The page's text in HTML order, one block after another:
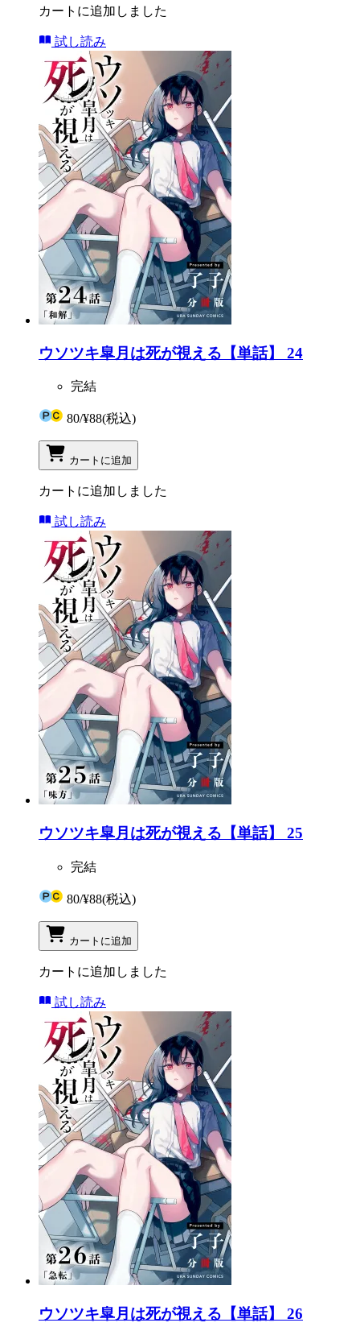
カートに追加しました
試し読み
ウソツキ皐月は死が視える【単話】 24
完結
80/¥88(税込)
カートに追加
カートに追加しました
試し読み
ウソツキ皐月は死が視える【単話】 25
完結
80/¥88(税込)
カートに追加
カートに追加しました
試し読み
ウソツキ皐月は死が視える【単話】 26